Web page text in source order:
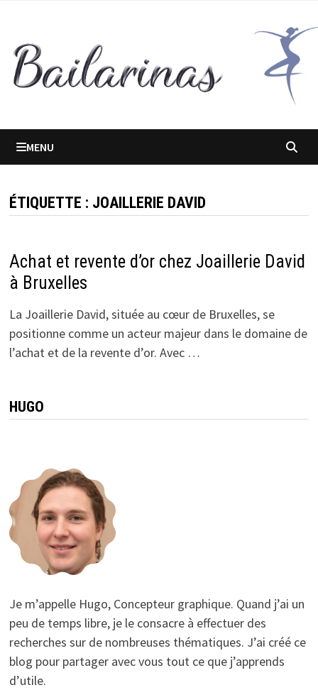
contenu
MENU
ÉTIQUETTE : JOAILLERIE DAVID
Achat et revente d’or chez Joaillerie David
à Bruxelles
La Joaillerie David, située au cœur de Bruxelles, se
positionne comme un acteur majeur dans le domaine de
l’achat et de la revente d’or. Avec …
HUGO
Je m’appelle Hugo, Concepteur graphique. Quand j’ai un
peu de temps libre, je le consacre à effectuer des
recherches sur de nombreuses thématiques. J’ai créé ce
blog pour partager avec vous tout ce que j’apprends
d’utile.